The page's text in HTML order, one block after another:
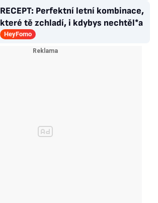
RECEPT: Perfektní letní kombinace,
které tě zchladí, i kdybys nechtěl*a
HeyFomo